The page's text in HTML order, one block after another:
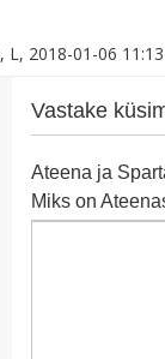
, L, 2018-01-06 11:13